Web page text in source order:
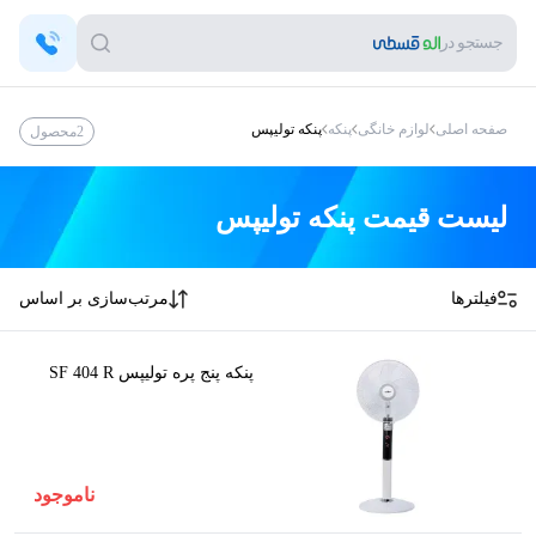
جستجو در
صفحه اصلی لوازم خانگی پنکه پنکه تولیپس 2محصول
لیست قیمت پنکه تولیپس
فیلترها مرتب‌سازی بر اساس
پنکه پنج پره تولیپس SF 404 R
ناموجود